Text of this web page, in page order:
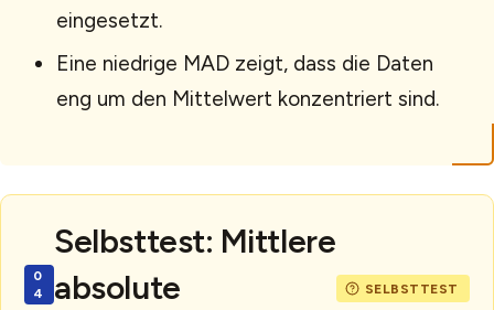
eingesetzt.
Eine niedrige MAD zeigt, dass die Daten
eng um den Mittelwert konzentriert sind.
Selbsttest: Mittlere
absolute